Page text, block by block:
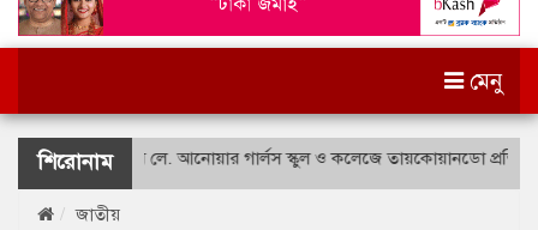
মেনু
শিরোনাম
শহীদ বীর উত্তম লে. আনোয়ার গার্লস স্কুল ও কলেজে তায়কোয়ানডো
জাতীয়